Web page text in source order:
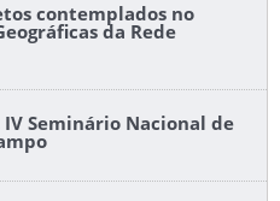
contemplados no
da Rede
Seminário Nacional de